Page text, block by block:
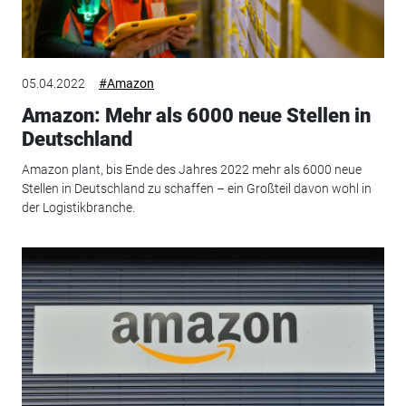
05.04.2022 #Amazon
Amazon: Mehr als 6000 neue Stellen in
Deutschland
Amazon plant, bis Ende des Jahres 2022 mehr als 6000 neue
Stellen in Deutschland zu schaffen – ein Großteil davon wohl in
der Logistikbranche.